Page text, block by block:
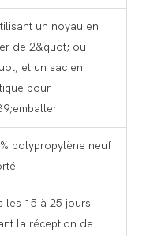
un noyau en
de 2&quot; ou
et un sac en
pour
polypropylène neuf
les 15 à 25 jours
la réception de